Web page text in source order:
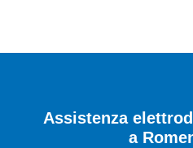
Assistenza
a